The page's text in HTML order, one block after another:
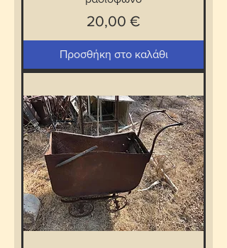
Τιμή
20,00 €
Προσθήκη στο καλάθι